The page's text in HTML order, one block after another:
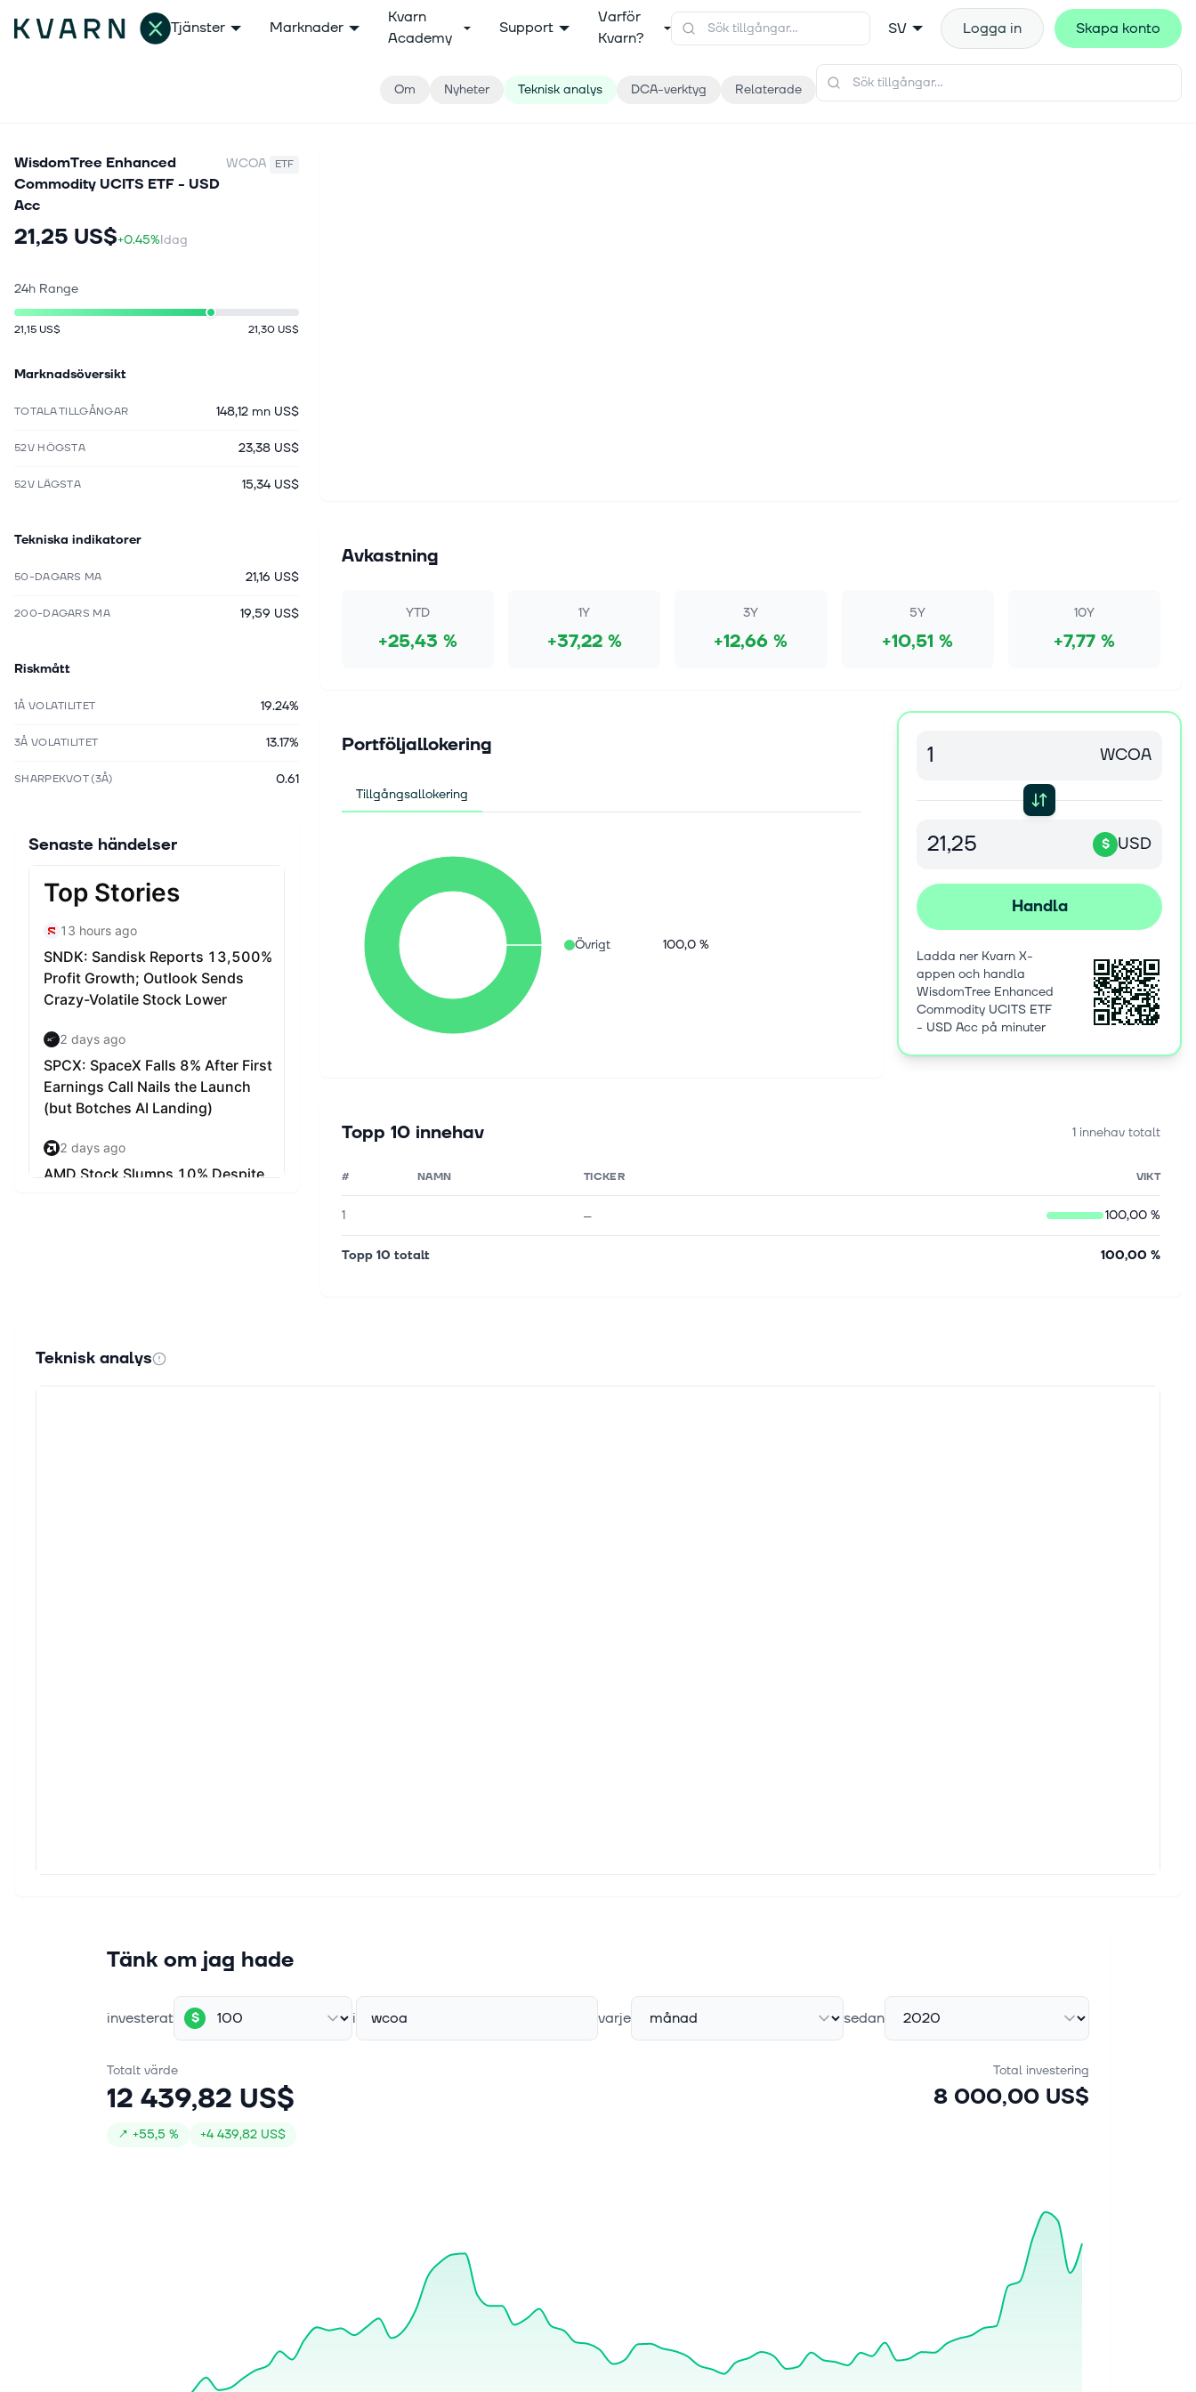
Tjänster Marknader
Kvarn
Academy
Support
Varför
Kvarn?
SV Logga in Skapa konto
Om Nyheter Teknisk analys DCA-verktyg Relaterade
WisdomTree Enhanced
Commodity UCITS ETF - USD
Acc
WCOA ETF
21,25 US$+0.45%Idag
24h Range
21,15 US$ 21,30 US$
Marknadsöversikt
TOTALA TILLGÅNGAR 148,12 mn US$
52V HÖGSTA 23,38 US$
52V LÄGSTA 15,34 US$
Tekniska indikatorer
50-DAGARS MA 21,16 US$
200-DAGARS MA 19,59 US$
Riskmått
1Å VOLATILITET 19.24%
3Å VOLATILITET 13.17%
SHARPEKVOT (3Å) 0.61
Senaste händelser
Avkastning
YTD
+25,43 %
1Y
+37,22 %
3Y
+12,66 %
5Y
+10,51 %
10Y
+7,77 %
Portföljallokering
Tillgångsallokering
Övrigt 100,0 %
WCOA
$ USD
Handla
Ladda ner Kvarn X-
appen och handla
WisdomTree Enhanced
Commodity UCITS ETF
- USD Acc på minuter
Topp 10 innehav 1 innehav totalt
# NAMN TICKER VIKT
1 — 100,00 %
Topp 10 totalt 100,00 %
Teknisk analys
Tänk om jag hade
investerat $ i wcoa varje sedan
Totalt värde
12 439,82 US$
↗ +55,5 % +4 439,82 US$
Total investering
8 000,00 US$